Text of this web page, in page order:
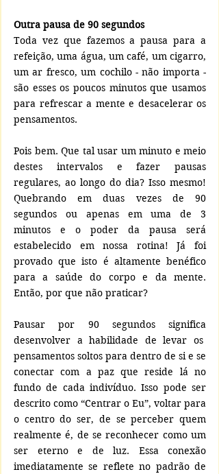
Outra pausa de 90 segundos
Toda vez que fazemos a pausa para a
refeição, uma água, um café, um cigarro,
um ar fresco, um cochilo - não importa -
são esses os poucos minutos que usamos
para refrescar a mente e desacelerar os
pensamentos.
Pois bem. Que tal usar um minuto e meio
destes intervalos e fazer pausas
regulares, ao longo do dia? Isso mesmo!
Quebrando em duas vezes de 90
segundos ou apenas em uma de 3
minutos e o poder da pausa será
estabelecido em nossa rotina! Já foi
provado que isto é altamente benéfico
para a saúde do corpo e da mente.
Então, por que não praticar?
Pausar por 90 segundos significa
desenvolver a habilidade de levar os
pensamentos soltos para dentro de si e se
conectar com a paz que reside lá no
fundo de cada indivíduo. Isso pode ser
descrito como “Centrar o Eu”, voltar para
o centro do ser, de se perceber quem
realmente é, de se reconhecer como um
ser eterno e de luz. Essa conexão
imediatamente se reflete no padrão de